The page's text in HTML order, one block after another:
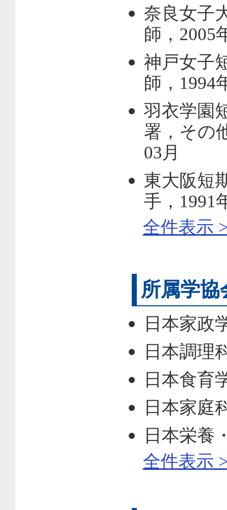
奈良女子
師，2005
神戸女子
師，1994
羽衣学園
署，その
03月
東大阪短
手，1991
全件表示
所属学協
日本家政
日本調理
日本食育
日本家庭
日本栄養
全件表示